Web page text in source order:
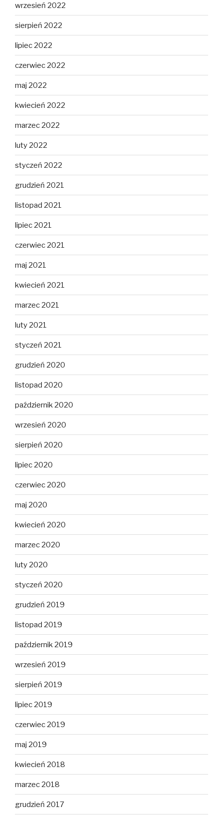
wrzesień 2022
sierpień 2022
lipiec 2022
czerwiec 2022
maj 2022
kwiecień 2022
marzec 2022
luty 2022
styczeń 2022
grudzień 2021
listopad 2021
lipiec 2021
czerwiec 2021
maj 2021
kwiecień 2021
marzec 2021
luty 2021
styczeń 2021
grudzień 2020
listopad 2020
październik 2020
wrzesień 2020
sierpień 2020
lipiec 2020
czerwiec 2020
maj 2020
kwiecień 2020
marzec 2020
luty 2020
styczeń 2020
grudzień 2019
listopad 2019
październik 2019
wrzesień 2019
sierpień 2019
lipiec 2019
czerwiec 2019
maj 2019
kwiecień 2018
marzec 2018
grudzień 2017